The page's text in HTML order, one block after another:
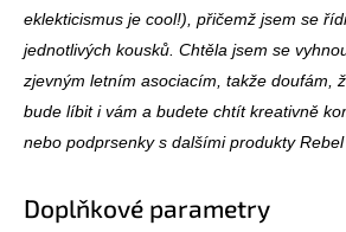
eklekticismus je cool!), přičemž jsem se
jednotlivých kousků. Chtěla jsem se
zjevným letním asociacím, takže doufám,
bude líbit i vám a budete chtít kreativně
nebo podprsenky s dalšími produkty Rebel
Doplňkové parametry